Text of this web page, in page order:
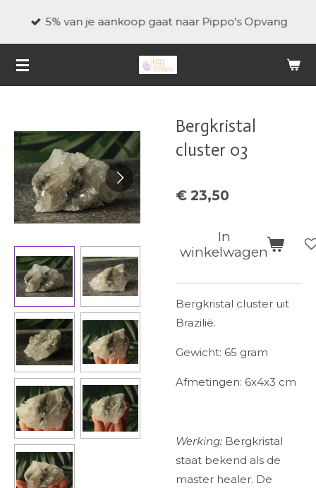
de
5% van je aankoop gaat naar Pippo's Opvang
Bergkristal
cluster 03
€ 23,50
In
winkelwagen
Bergkristal cluster uit
Brazilië.
Gewicht: 65 gram
Afmetingen: 6x4x3 cm
Werking: Bergkristal
staat bekend als de
master healer. De